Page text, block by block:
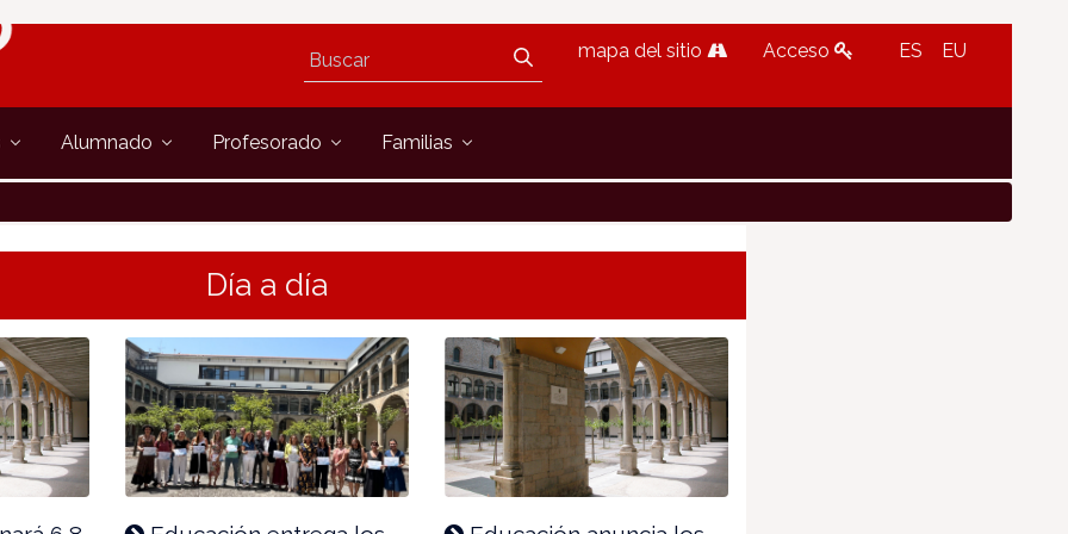
mapa del sitio Acceso ES EU
Alumnado Profesorado Familias
Día a día